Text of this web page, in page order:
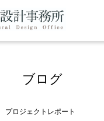
ブログ
プロジェクトレポート